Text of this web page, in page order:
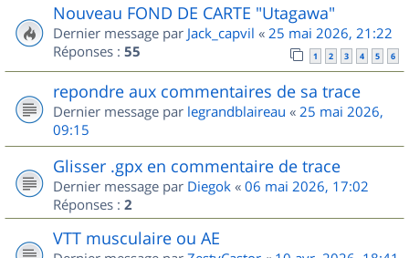
Nouveau FOND DE CARTE "Utagawa"
Dernier message par Jack_capvil « 25 mai 2026, 21:22
Réponses : 55 1 2 3 4 5 6
repondre aux commentaires de sa trace
Dernier message par legrandblaireau « 25 mai 2026,
09:15
Glisser .gpx en commentaire de trace
Dernier message par Diegok « 06 mai 2026, 17:02
Réponses : 2
VTT musculaire ou AE